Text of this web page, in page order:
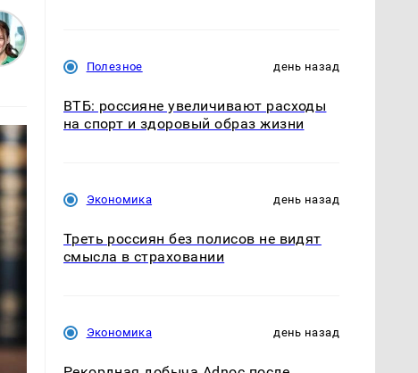
Полезное день назад
ВТБ: россияне увеличивают расходы
на спорт и здоровый образ жизни
Экономика день назад
Треть россиян без полисов не видят
смысла в страховании
Экономика день назад